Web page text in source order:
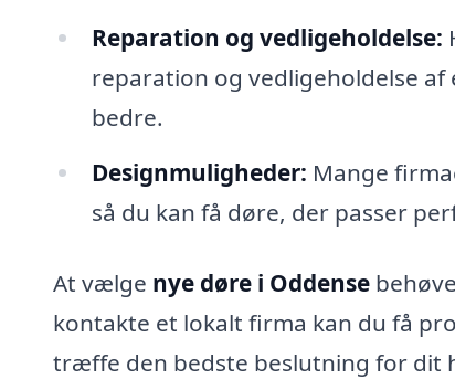
Reparation og vedligeholdelse:
reparation og vedligeholdelse
bedre.
Designmuligheder: Mange
så du kan få døre, der passer
At vælge nye døre i Oddense
kontakte et lokalt firma kan du få
træffe den bedste beslutning for dit